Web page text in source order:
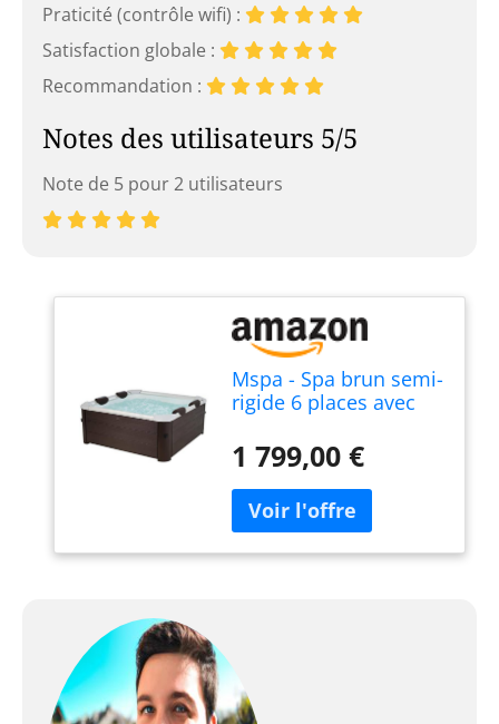
Praticité (contrôle wifi) :
Satisfaction globale :
Recommandation :
Notes des utilisateurs 5/5
Note de 5 pour 2 utilisateurs
Mspa - Spa brun semi-
rigide 6 places avec
L160 x L160 x H65 cm
- MAKEMO de MSPA
1 799,00 €